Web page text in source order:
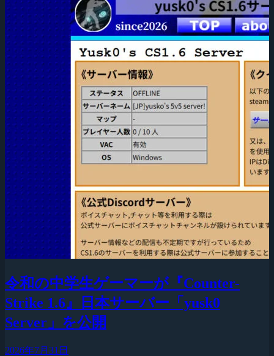
令和の中学生ゲーマーが『Counter-
Strike 1.6』日本サーバー「yusk0
Server」を公開
2026年7月31日